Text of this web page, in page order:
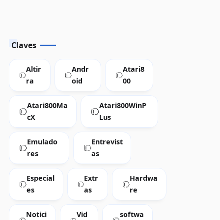
Claves
Altir
ra
Andr
oid
Atari8
00
Atari800Ma
cX
Atari800WinP
Lus
Emulado
res
Entrevist
as
Especial
es
Extr
as
Hardwa
re
Notici
Vid
softwa